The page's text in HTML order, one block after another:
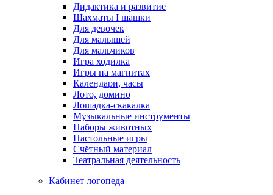
Дидактика и развитие
Шахматы I шашки
Для девочек
Для малышей
Для мальчиков
Игра ходилка
Игры на магнитах
Календари, часы
Лото, домино
Лошадка-скакалка
Музыкальные инструменты
Наборы животных
Настольные игры
Счётный материал
Театральная деятельность
Кабинет логопеда